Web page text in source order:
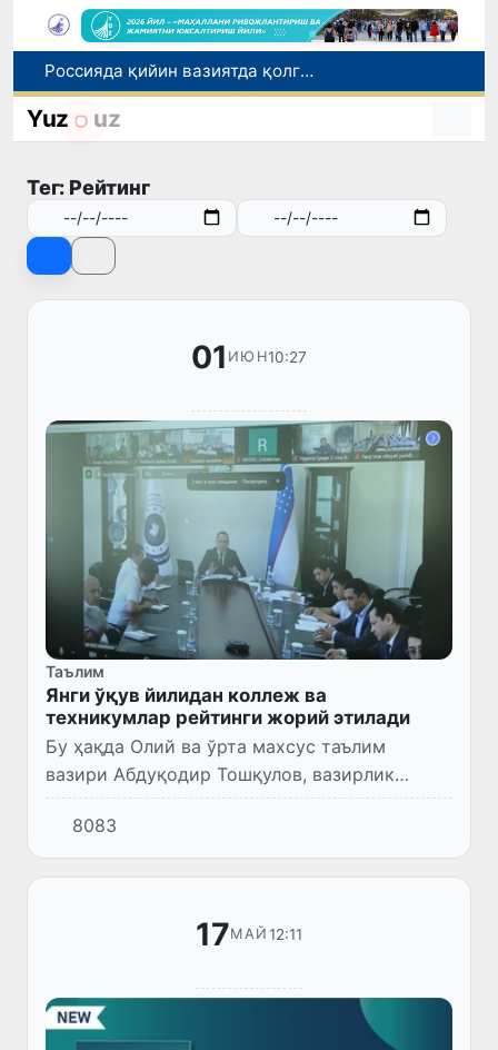
Россияда қийин вазиятда қолган юзлаб ўзбекистонликлар ортга қайтарилди
2030 йилгача хавфли чиқиндиларни қайта ишлаш даражаси 20 фоизга етказилади
Yuz uz
Тег: Рейтинг
01 ИЮН10:27
Таълим
Янги ўқув йилидан коллеж ва
техникумлар рейтинги жорий этилади
Бу ҳақда Олий ва ўрта махсус таълим
вазири Абдуқодир Тошқулов, вазирлик
масъуллари ҳамда ҳудудий Касбий таълимни
ривожлантириш ва мувофиқлаштириш
бошқарма бошлиқлари, касб-ҳунар ма...
8083
17МАЙ 12:11